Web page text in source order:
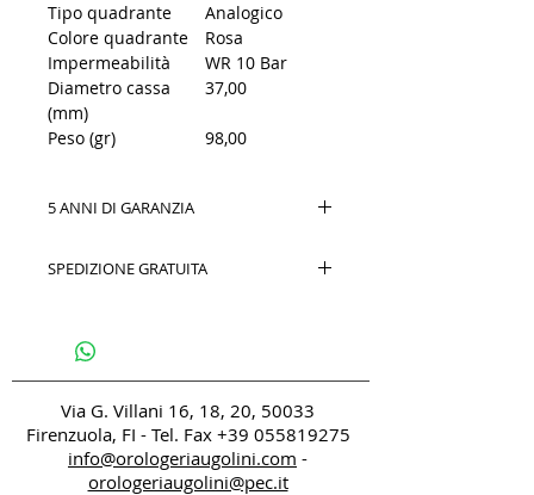
Tipo quadrante
Analogico
Colore quadrante
Rosa
Impermeabilità
WR 10 Bar
Diametro cassa
(mm)
37,00
Peso (gr) 98,00
5 ANNI DI GARANZIA
SPEDIZIONE GRATUITA
Via G. Villani 16, 18, 20, 50033
Firenzuola, FI - Tel. Fax +39 055819275
info@orologeriaugolini.com -
orologeriaugolini@pec.it